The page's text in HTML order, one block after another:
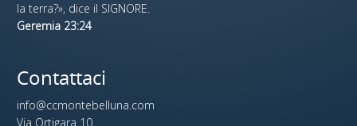
la terra?», dice il SIGNORE.
Geremia 23:24
Contattaci
info@ccmontebelluna.com
Via Ortigara 10